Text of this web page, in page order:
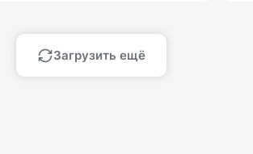
Загрузить ещё